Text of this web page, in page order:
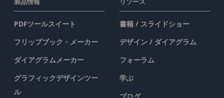
PDFツールスイート
フリップブック・メーカー
ダイアグラムメーカー
グラフィックデザインツー
ル
書籍 / スライドショー
デザイン / ダイアグラム
フォーラム
学ぶ
ブログ